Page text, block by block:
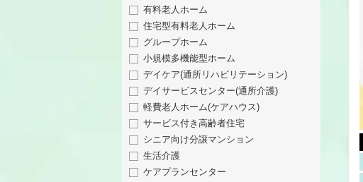
有料老人ホーム
住宅型有料老人ホーム
グループホーム
小規模多機能型ホーム
デイケア(通所リハビリテーション)
デイサービスセンター(通所介護)
軽費老人ホーム(ケアハウス)
サービス付き高齢者住宅
シニア向け分譲マンション
生活介護
ケアプランセンター